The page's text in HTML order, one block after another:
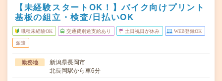
【未経験スタートOK！】バイク向けプリント
基板の組立・検査/日払いOK
職種未経験OK 交通費別途支給あり 土日祝日が休み WEB登録OK
派遣
勤務地
新潟県長岡市
北長岡駅から車6分